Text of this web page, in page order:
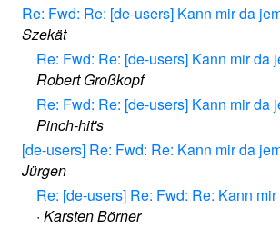
Re: Fwd: Re: [de-users] Kann mir da
Szekät
Re: Fwd: Re: [de-users] Kann mir da
Robert Großkopf
Re: Fwd: Re: [de-users] Kann mir da
Pinch-hit's
[de-users] Re: Fwd: Re: Kann mir da
Jürgen
Re: [de-users] Re: Fwd: Re: Kann
· Karsten Börner